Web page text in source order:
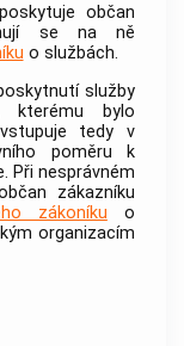
občan
se na ně
o službách.
služby
kterému bylo
tedy v
poměru k
Při nesprávném
zákazníku
zákoníku o
organizacím